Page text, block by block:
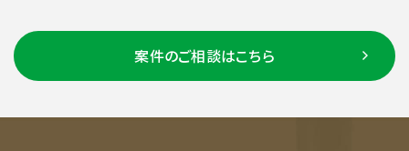
案件のご相談はこちら